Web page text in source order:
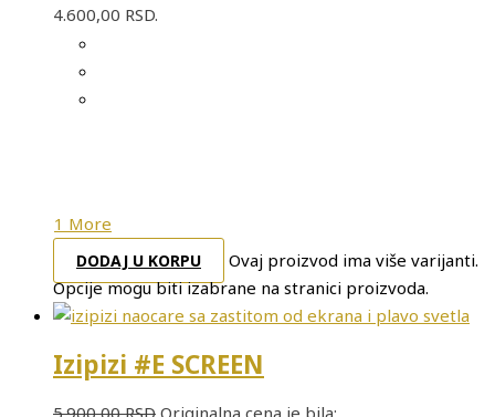
4.600,00 RSD.
1 More
DODAJ U KORPU
Ovaj proizvod ima više varijanti.
Opcije mogu biti izabrane na stranici proizvoda.
Izipizi #E SCREEN
5.900,00RSD Originalna cena je bila: